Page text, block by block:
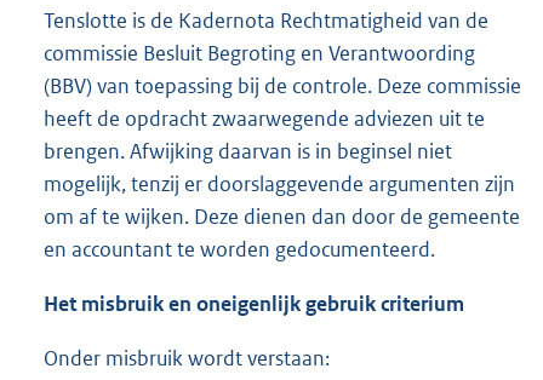
Tenslotte is de Kadernota Rechtmatigheid van de
commissie Besluit Begroting en Verantwoording
(BBV) van toepassing bij de controle. Deze commissie
heeft de opdracht zwaarwegende adviezen uit te
brengen. Afwijking daarvan is in beginsel niet
mogelijk, tenzij er doorslaggevende argumenten zijn
om af te wijken. Deze dienen dan door de gemeente
en accountant te worden gedocumenteerd.
Het misbruik en oneigenlijk gebruik criterium
Onder misbruik wordt verstaan: